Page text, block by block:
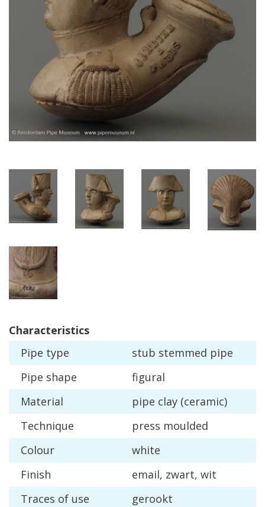
Characteristics
Pipe type stub stemmed pipe
Pipe shape
figural
Material
pipe clay (ceramic)
Technique
press moulded
Colour
white
Finish
email, zwart, wit
Traces of use gerookt